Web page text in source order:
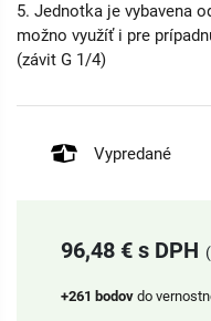
5. Jednotka je vybavena
možno využíť i pre
(závit G 1/4)
Vypredané
96,48 € s DPH
+261 bodov do